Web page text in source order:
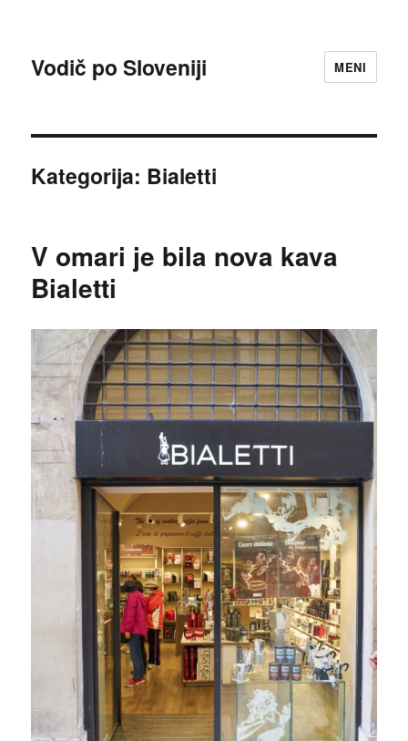
Vodič po Sloveniji MENI
Kategorija: Bialetti
V omari je bila nova kava
Bialetti